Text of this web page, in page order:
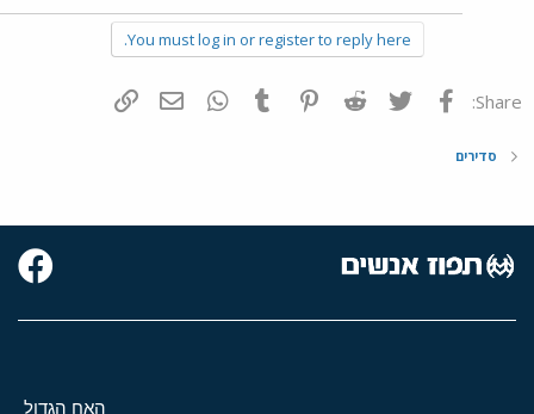
You must log in or register to reply here.
Share: פייסבוק Twitter
Reddit
Pinterest
Tumblr
WhatsAppדואר אלקטרוני
סדירים
האח הגדול